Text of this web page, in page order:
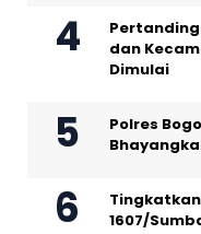
dan
Dimulai
Polres
1607/